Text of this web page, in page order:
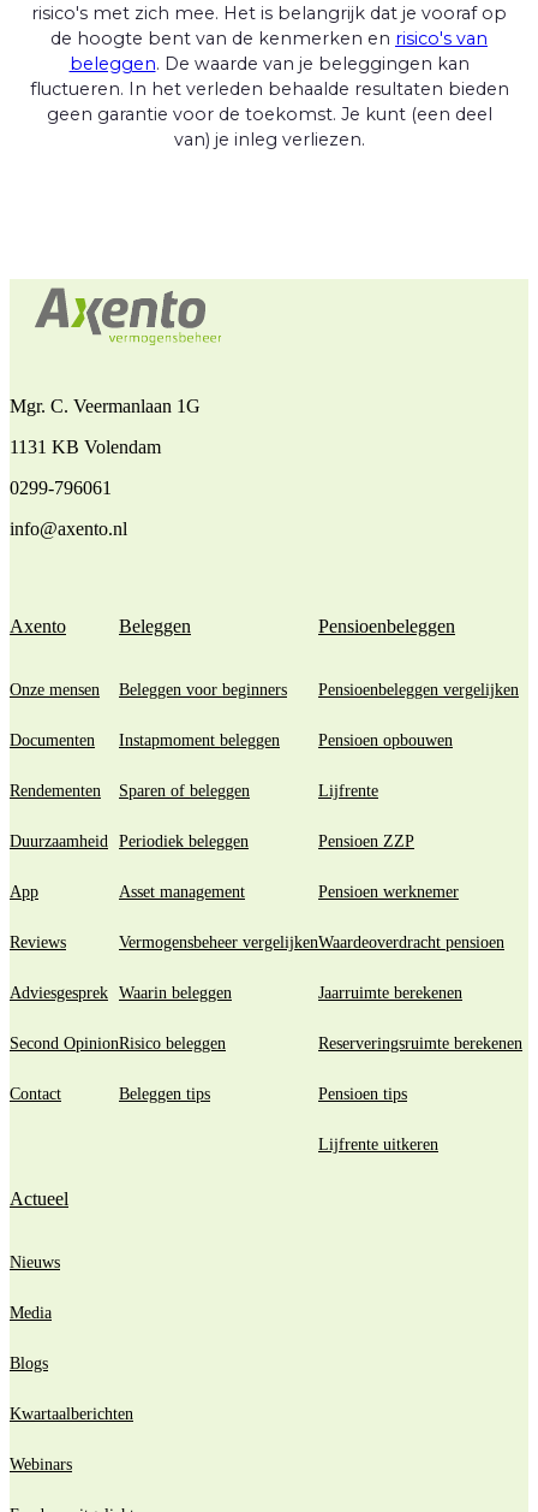
risico's met zich mee. Het is belangrijk dat je vooraf op
de hoogte bent van de kenmerken en risico's van
beleggen. De waarde van je beleggingen kan
fluctueren. In het verleden behaalde resultaten bieden
geen garantie voor de toekomst. Je kunt (een deel
van) je inleg verliezen.
Mgr. C. Veermanlaan 1G
1131 KB Volendam
0299-796061
info@axento.nl
Axento
Onze mensen
Documenten
Rendementen
Duurzaamheid
App
Reviews
Adviesgesprek
Second Opinion
Contact
Beleggen
Beleggen voor beginners
Instapmoment beleggen
Sparen of beleggen
Periodiek beleggen
Asset management
Vermogensbeheer vergelijken
Waarin beleggen
Risico beleggen
Beleggen tips
Pensioenbeleggen
Pensioenbeleggen vergelijken
Pensioen opbouwen
Lijfrente
Pensioen ZZP
Pensioen werknemer
Waardeoverdracht pensioen
Jaarruimte berekenen
Reserveringsruimte berekenen
Pensioen tips
Lijfrente uitkeren
Actueel
Nieuws
Media
Blogs
Kwartaalberichten
Webinars